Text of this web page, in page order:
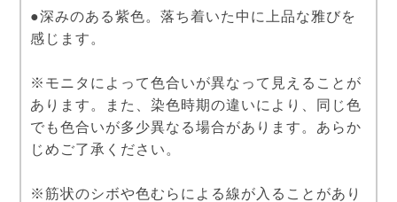
●深みのある紫色。落ち着いた中に上品な雅びを
感じます。
※モニタによって色合いが異なって見えることが
あります。また、染色時期の違いにより、同じ色
でも色合いが多少異なる場合があります。あらか
じめご了承ください。
※筋状のシボや色むらによる線が入ることがあり